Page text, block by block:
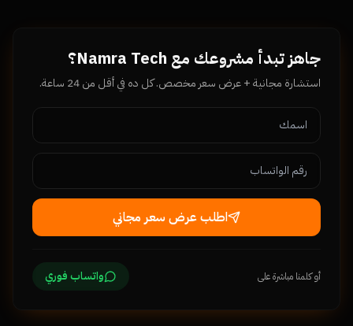
جاهز تبدأ مشروعك مع Namra Tech؟
استشارة مجانية + عرض سعر مخصص. كل ده في أقل من 24 ساعة.
اطلب عرض سعر مجاني
أو كلمنا مباشرة على واتساب فوري